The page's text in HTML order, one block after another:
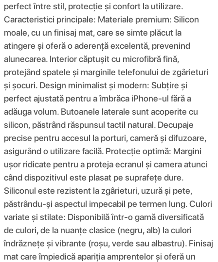
perfect între stil, protecție și confort la utilizare.
Caracteristici principale: Materiale premium: Silicon
moale, cu un finisaj mat, care se simte plăcut la
atingere și oferă o aderență excelentă, prevenind
alunecarea. Interior căptușit cu microfibră fină,
protejând spatele și marginile telefonului de zgârieturi
și șocuri. Design minimalist și modern: Subțire și
perfect ajustată pentru a îmbrăca iPhone-ul fără a
adăuga volum. Butoanele laterale sunt acoperite cu
silicon, păstrând răspunsul tactil natural. Decupaje
precise pentru accesul la porturi, cameră și difuzoare,
asigurând o utilizare facilă. Protecție optimă: Margini
ușor ridicate pentru a proteja ecranul și camera atunci
când dispozitivul este plasat pe suprafețe dure.
Siliconul este rezistent la zgârieturi, uzură și pete,
păstrându-și aspectul impecabil pe termen lung. Culori
variate și stilate: Disponibilă într-o gamă diversificată
de culori, de la nuanțe clasice (negru, alb) la culori
îndrăznețe și vibrante (roșu, verde sau albastru). Finisaj
mat care împiedică apariția amprentelor și oferă un